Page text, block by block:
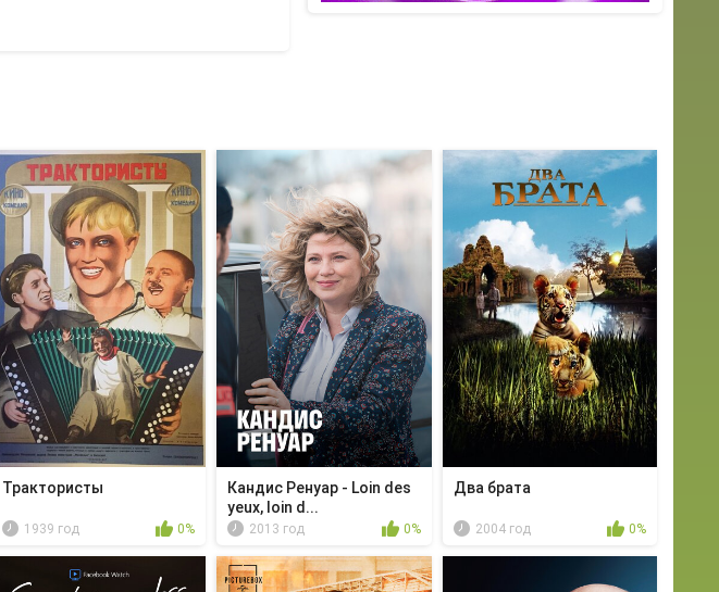
Трактористы
1939 год 0%
Кандис Ренуар - Loin des
yeux, loin d...
2013 год 0%
Два брата
2004 год 0%